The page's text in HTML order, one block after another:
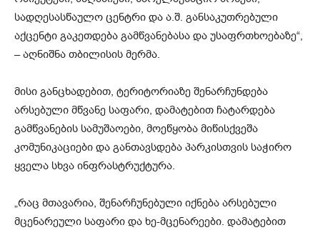
სადღესასწაულო ცენტრი და ა.შ. განსაკუთრებული
აქცენტი გაკეთდება გამწვანებასა და უსაფრთხოებაზე“,
– აღნიშნა თბილისის მერმა.
მისი განცხადებით, ტერიტორიაზე შენარჩუნდება
არსებული მწვანე საფარი, დამატებით ჩატარდება
გამწვანების სამუშაოები, მოეწყობა მიწისქვეშა
კომუნიკაციები და განთავსდება პარკისთვის საჭირო
ყველა სხვა ინფრასტრუქტურა.
„რაც მთავარია, შენარჩუნებული იქნება არსებული
მცენარეული საფარი და ხე-მცენარეები. დამატებით